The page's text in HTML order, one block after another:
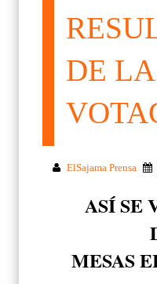
DE LA
ElSajama Prensa
ASÍ SE
MESAS